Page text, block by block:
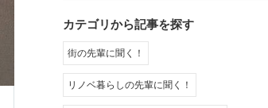
カテゴリから記事を探す
街の先輩に聞く！
リノベ暮らしの先輩に聞く！